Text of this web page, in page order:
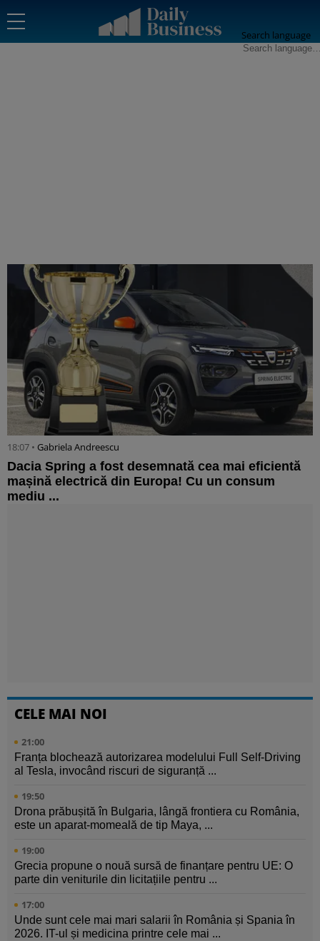
Search language
18:07 • Gabriela Andreescu
Dacia Spring a fost desemnată cea mai eficientă
mașină electrică din Europa! Cu un consum
mediu ...
CELE MAI NOI
21:00
Franța blochează autorizarea modelului Full Self-Driving
al Tesla, invocând riscuri de siguranță ...
19:50
Drona prăbușită în Bulgaria, lângă frontiera cu România,
este un aparat-momeală de tip Maya, ...
19:00
Grecia propune o nouă sursă de finanțare pentru UE: O
parte din veniturile din licitațiile pentru ...
17:00
Unde sunt cele mai mari salarii în România și Spania în
2026. IT-ul și medicina printre cele mai ...